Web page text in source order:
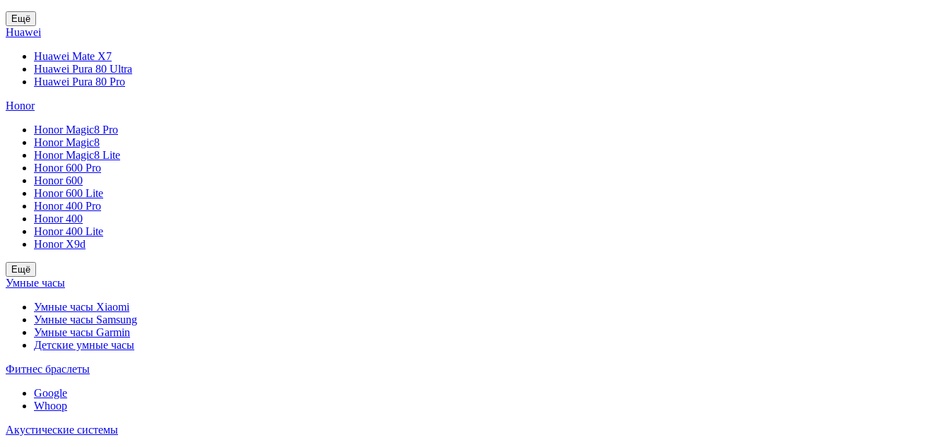
Ещё
Huawei
Huawei Mate X7
Huawei Pura 80 Ultra
Huawei Pura 80 Pro
Honor
Honor Magic8 Pro
Honor Magic8
Honor Magic8 Lite
Honor 600 Pro
Honor 600
Honor 600 Lite
Honor 400 Pro
Honor 400
Honor 400 Lite
Honor X9d
Ещё
Умные часы
Умные часы Xiaomi
Умные часы Samsung
Умные часы Garmin
Детские умные часы
Фитнес браслеты
Google
Whoop
Акустические системы